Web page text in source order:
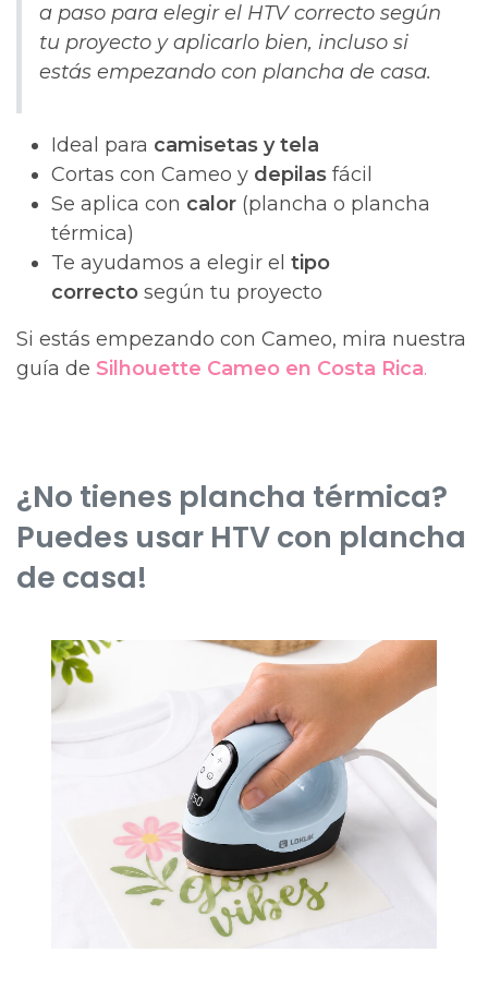
a paso para elegir el HTV correcto según
tu proyecto y aplicarlo bien, incluso si
estás empezando con plancha de casa.
Ideal para camisetas y tela
Cortas con Cameo y depilas fácil
Se aplica con calor (plancha o plancha
térmica)
Te ayudamos a elegir el tipo
correcto según tu proyecto
Si estás empezando con Cameo, mira nuestra
guía de Silhouette Cameo en Costa Rica.
¿No tienes plancha térmica?
Puedes usar HTV con plancha
de casa!